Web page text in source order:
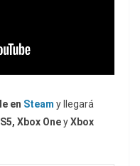
en Steam y llegará
Xbox OneyXbox